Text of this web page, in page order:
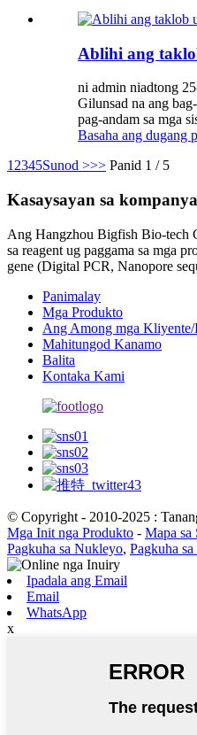
Ablihi ang
ni admin niadtong
Gilunsad na ang
pag-andam sa mga
Basaha ang dugang
1 2345Sunod >>> Panid 1 / 5
Kasaysayan sa kompanya
Ang Hangzhou Bigfish Bio-tech
sa reagent ug paggama sa mga
gene (Digital PCR, Nanopore
Panimalay
Mga Produkto
Ang Among mga Kliyente/
Mahitungod Kanamo
Balita
Kontaka Kami
© Copyright - 2010-2025 :
Mga Init nga Produkto - Mapa sa
Pagkuha sa Nukleyo, Pagkuha
Ipadala ang Email
Email
WhatsApp
x